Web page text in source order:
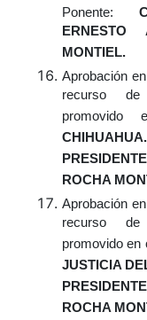
Ponente:
MONTIEL.
Aprobación
recurso
ROCHA
Aprobación
recurso
promovido en
JUSTICIA
ROCHA